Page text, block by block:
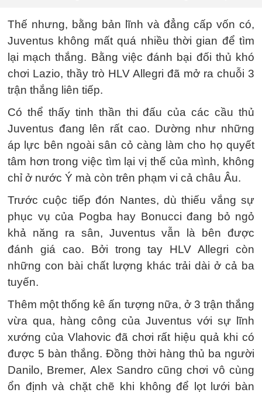
Thế nhưng, bằng bản lĩnh và đẳng cấp vốn có,
Juventus không mất quá nhiều thời gian để tìm
lại mạch thắng. Bằng việc đánh bại đối thủ khó
chơi Lazio, thầy trò HLV Allegri đã mở ra chuỗi 3
trận thắng liên tiếp.
Có thể thấy tinh thần thi đấu của các cầu thủ
Juventus đang lên rất cao. Dường như những
áp lực bên ngoài sân cỏ càng làm cho họ quyết
tâm hơn trong việc tìm lại vị thế của mình, không
chỉ ở nước Ý mà còn trên phạm vi cả châu Âu.
Trước cuộc tiếp đón Nantes, dù thiếu vắng sự
phục vụ của Pogba hay Bonucci đang bỏ ngỏ
khả năng ra sân, Juventus vẫn là bên được
đánh giá cao. Bởi trong tay HLV Allegri còn
những con bài chất lượng khác trải dài ở cả ba
tuyến.
Thêm một thống kê ấn tượng nữa, ở 3 trận thắng
vừa qua, hàng công của Juventus với sự lĩnh
xướng của Vlahovic đã chơi rất hiệu quả khi có
được 5 bàn thắng. Đồng thời hàng thủ ba người
Danilo, Bremer, Alex Sandro cũng chơi vô cùng
ổn định và chặt chẽ khi không để lọt lưới bàn